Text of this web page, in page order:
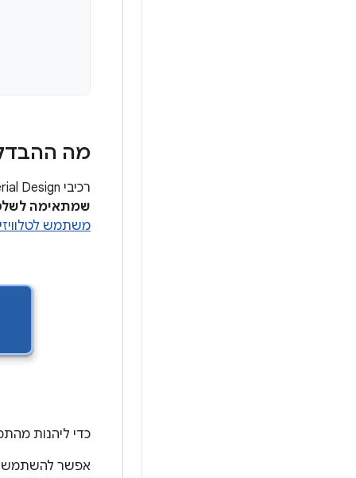
מה
רכיבי Material Design לטלוויזיה מיועדים לצפייה בסלון, עם
שמתאימה
משתמש
כדי ליהנות